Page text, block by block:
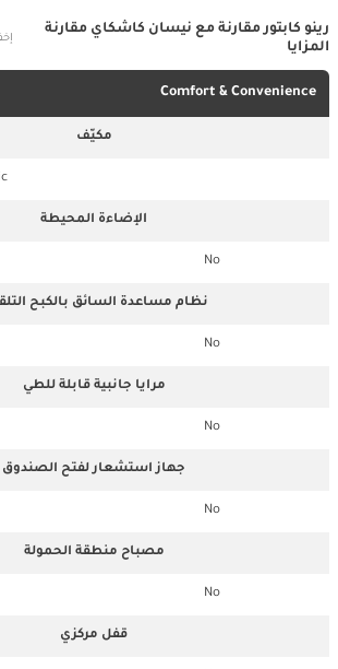
رينو كابتور مقارنة مع نيسان كاشكاي مقارنة
المزايا
Comfort & Convenience
مكيّف
الإضاءة المحيطة
No
نظام مساعدة السائق بالكبح
No
مرايا جانبية قابلة للطي
No
جهاز استشعار لفتح الصندوق
No
مصباح منطقة الحمولة
No
قفل مركزي